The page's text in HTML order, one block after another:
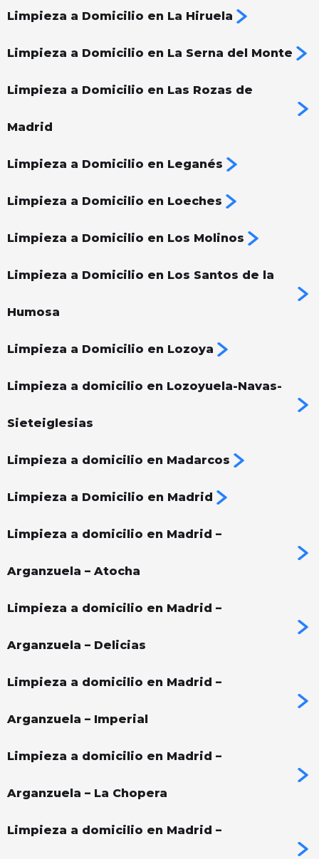
Limpieza a Domicilio en La Hiruela
Limpieza a Domicilio en La Serna del Monte
Limpieza a Domicilio en Las Rozas de
Madrid
Limpieza a Domicilio en Leganés
Limpieza a Domicilio en Loeches
Limpieza a Domicilio en Los Molinos
Limpieza a Domicilio en Los Santos de la
Humosa
Limpieza a Domicilio en Lozoya
Limpieza a domicilio en Lozoyuela-Navas-
Sieteiglesias
Limpieza a domicilio en Madarcos
Limpieza a Domicilio en Madrid
Limpieza a domicilio en Madrid –
Arganzuela – Atocha
Limpieza a domicilio en Madrid –
Arganzuela – Delicias
Limpieza a domicilio en Madrid –
Arganzuela – Imperial
Limpieza a domicilio en Madrid –
Arganzuela – La Chopera
Limpieza a domicilio en Madrid –